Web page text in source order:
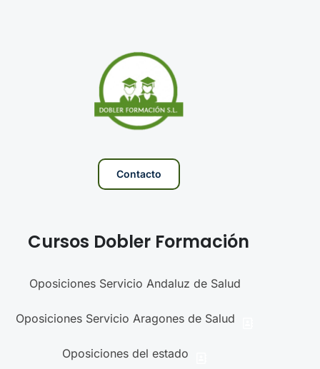
Contacto
Cursos Dobler Formación
Oposiciones Servicio Andaluz de Salud
Oposiciones Servicio Aragones de Salud
Oposiciones del estado